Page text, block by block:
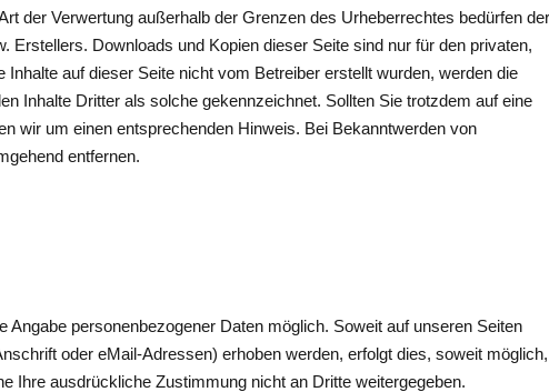
der Verwertung außerhalb der Grenzen des Urheberrechtes bedürfen der
Erstellers. Downloads und Kopien dieser Seite sind nur für den privaten,
auf dieser Seite nicht vom Betreiber erstellt wurden, werden die
Inhalte Dritter als solche gekennzeichnet. Sollten Sie trotzdem auf eine
wir um einen entsprechenden Hinweis. Bei Bekanntwerden von
entfernen.
Angabe personenbezogener Daten möglich. Soweit auf unseren Seiten
oder eMail-Adressen) erhoben werden, erfolgt dies, soweit möglich,
Ihre ausdrückliche Zustimmung nicht an Dritte weitergegeben.